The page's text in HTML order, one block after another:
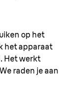
op het
het apparaat
Het werkt
raden je aan